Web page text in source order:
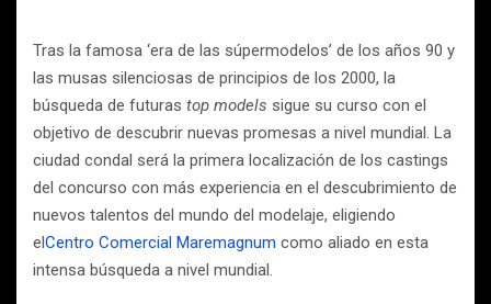
Tras la famosa ‘era de las súpermodelos’ de los años 90 y
las musas silenciosas de principios de los 2000, la
búsqueda de futuras top models sigue su curso con el
objetivo de descubrir nuevas promesas a nivel mundial. La
ciudad condal será la primera localización de los castings
del concurso con más experiencia en el descubrimiento de
nuevos talentos del mundo del modelaje, eligiendo
elCentro Comercial Maremagnum como aliado en esta
intensa búsqueda a nivel mundial.